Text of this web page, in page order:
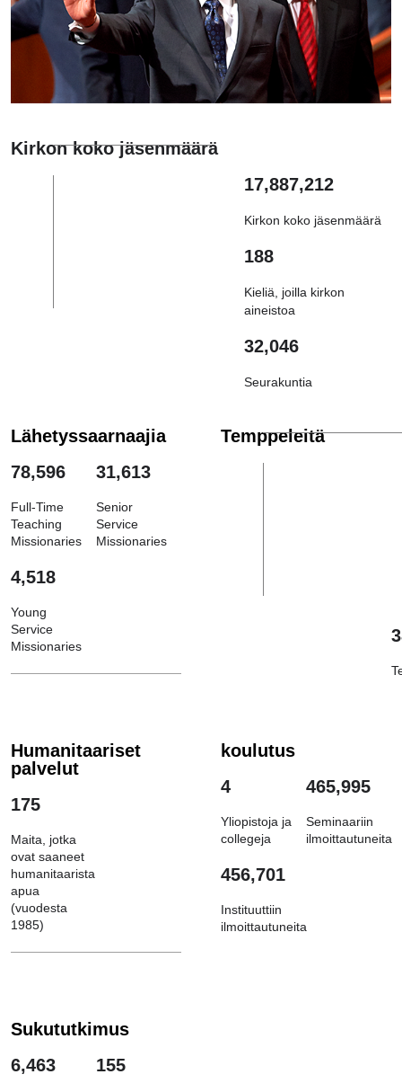
Kirkon koko jäsenmäärä
17,887,212
Kirkon koko jäsenmäärä
188
Kieliä, joilla kirkon
aineistoa
32,046
Seurakuntia
Lähetyssaarnaajia
78,596
Full-Time
Teaching
Missionaries
31,613
Senior
Service
Missionaries
4,518
Young
Service
Missionaries
Temppeleitä
Humanitaariset
palvelut
175
Maita, jotka
ovat saaneet
humanitaarista
apua
(vuodesta
1985)
koulutus
4
Yliopistoja ja
collegeja
465,995
Seminaariin
ilmoittautuneita
456,701
Instituuttiin
ilmoittautuneita
Sukututkimus
6,463
155